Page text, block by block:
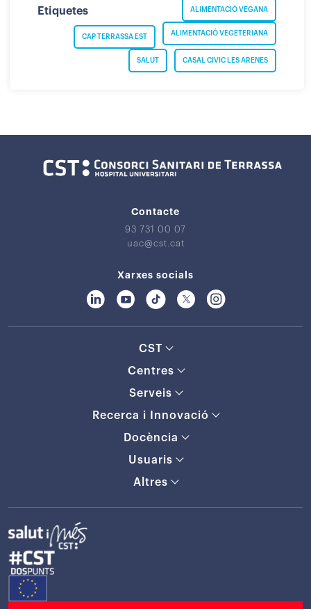
Etiquetes ALIMENTACIÓ VEGANA
ALIMENTACIÓ VEGETERIANA
CAP TERRASSA EST
CASAL CIVIC LES ARENES
SALUT
Contacte
93 731 00 07
uac@cst.cat
Xarxes socials
CST
Centres
Serveis
Recerca i Innovació
Docència
Usuaris
Altres